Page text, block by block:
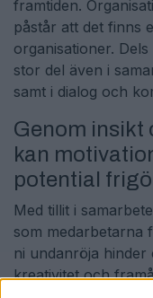
framtiden.
påstår att det finns
organisationer.
stor del även i
samt i dialog och
Genom insikt
kan
potential
Med tillit i
som medarbetarna
ni undanröja
kreativitet och